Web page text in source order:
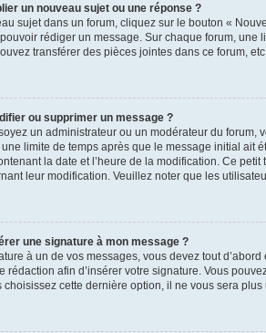
un nouveau sujet ou une réponse ?
sujet dans un forum, cliquez sur le bouton «
rédiger un message. Sur chaque forum,
transférer des pièces jointes dans ce forum, etc.
ou supprimer un message ?
un administrateur ou un modérateur du
limite de temps après que le message initial ait
la date et l’heure de la modification. Ce
leur modification. Veuillez noter que les
une signature à mon message ?
à un de vos messages, vous devez tout
rédaction afin d’insérer votre signature. Vous
choisissez cette dernière option, il ne vous sera